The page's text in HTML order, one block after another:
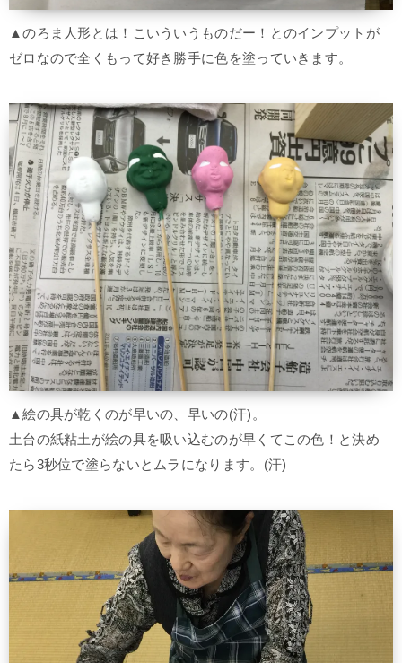
▲のろま人形とは！こいういうものだー！とのインプットが
ゼロなので全くもって好き勝手に色を塗っていきます。
▲絵の具が乾くのが早いの、早いの(汗)。
土台の紙粘土が絵の具を吸い込むのが早くてこの色！と決め
たら3秒位で塗らないとムラになります。(汗)